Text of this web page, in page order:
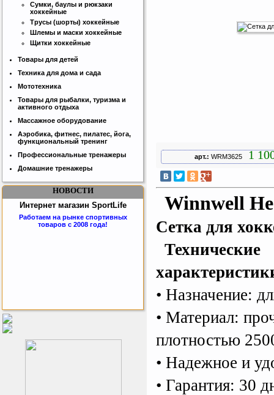
арт.: WRM3625 1
Winnwell
Сетка для
Технические
• Назначение:
• Материал:
плотностью
• Надежное и
• Гарантия: 30
Сумки, баулы и рюкзаки
хоккейные
Трусы (шорты) хоккейные
Шлемы и маски хоккейные
Щитки хоккейные
Товары для детей
Техника для дома и сада
Мототехника
Товары для рыбалки, туризма и
активного отдыха
Массажное оборудование
Аэробика, фитнес, пилатес, йога,
функциональный тренинг
Профессиональные тренажеры
Домашние тренажеры
НОВОСТИ
Интернет магазин SportLife
Работаем на рынке спортивных
товаров с 2008 года!